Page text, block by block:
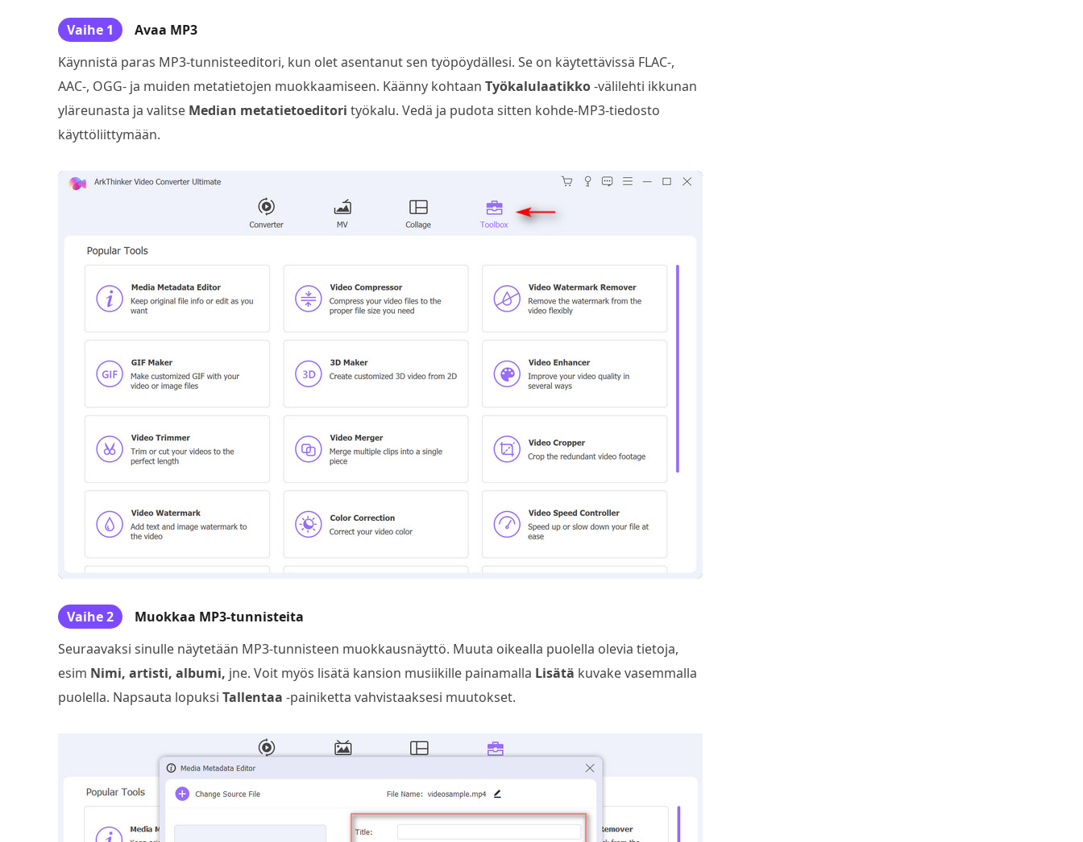
Vaihe 1
Avaa MP3
Käynnistä paras MP3-tunnisteeditori, kun olet asentanut sen työpöydällesi. Se on käytettävissä FLAC-,
AAC-, OGG- ja muiden metatietojen muokkaamiseen. Käänny kohtaan Työkalulaatikko-välilehti ikkunan
yläreunasta ja valitse Median metatietoeditori työkalu. Vedä ja pudota sitten kohde-MP3-tiedosto
käyttöliittymään.
Vaihe 2
Muokkaa MP3-tunnisteita
Seuraavaksi sinulle näytetään MP3-tunnisteen muokkausnäyttö. Muuta oikealla puolella olevia tietoja,
esim Nimi, artisti, albumi, jne. Voit myös lisätä kansion musiikille painamalla Lisätä kuvake vasemmalla
puolella. Napsauta lopuksi Tallentaa -painiketta vahvistaaksesi muutokset.